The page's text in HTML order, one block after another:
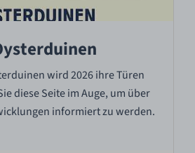
wird 2026 ihre Türen
diese Seite im Auge, um über
informiert zu werden.